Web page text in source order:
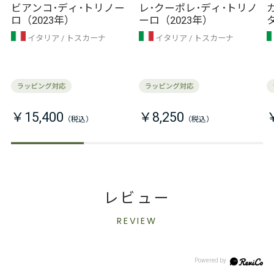
ビアンコ･ディ･トリノー
ロ（2023年）
イタリア トスカーナ
￥15,400
レ･クーポレ･ディ･トリノ
ーロ（2023年）
イタリア トスカーナ
￥8,250
レビュー
REVIEW